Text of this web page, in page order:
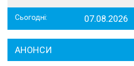
Сьогодні: 07.08.2026
АНОНСИ